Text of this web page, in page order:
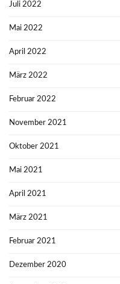
Juli 2022
Mai 2022
April 2022
März 2022
Februar 2022
November 2021
Oktober 2021
Mai 2021
April 2021
März 2021
Februar 2021
Dezember 2020